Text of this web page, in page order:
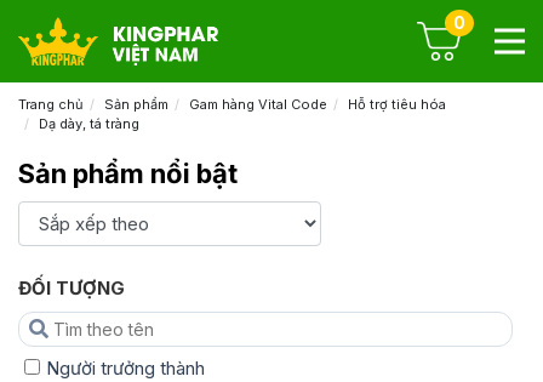
0
Trang chủ Sản phẩm Gam hàng Vital Code
Hỗ trợ tiêu hóa
Dạ dày, tá tràng
ĐỐI TƯỢNG
Người trưởng thành
Sản phẩm nổi bật